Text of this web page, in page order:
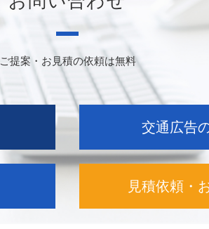
ご提案・お見積の依頼は無料
交通広告
見積依頼・